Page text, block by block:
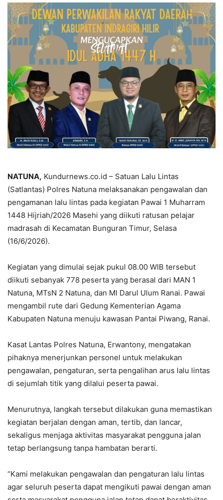
NATUNA, Kundurnews.co.id – Satuan Lalu Lintas
(Satlantas) Polres Natuna melaksanakan pengawalan dan
pengamanan lalu lintas pada kegiatan Pawai 1 Muharram
1448 Hijriah/2026 Masehi yang diikuti ratusan pelajar
madrasah di Kecamatan Bunguran Timur, Selasa
(16/6/2026).
Kegiatan yang dimulai sejak pukul 08.00 WIB tersebut
diikuti sebanyak 778 peserta yang berasal dari MAN 1
Natuna, MTsN 2 Natuna, dan MI Darul Ulum Ranai. Pawai
mengambil rute dari Gedung Kementerian Agama
Kabupaten Natuna menuju kawasan Pantai Piwang, Ranai.
Kasat Lantas Polres Natuna, Erwantony, mengatakan
pihaknya menerjunkan personel untuk melakukan
pengawalan, pengaturan, serta pengalihan arus lalu lintas
di sejumlah titik yang dilalui peserta pawai.
Menurutnya, langkah tersebut dilakukan guna memastikan
kegiatan berjalan dengan aman, tertib, dan lancar,
sekaligus menjaga aktivitas masyarakat pengguna jalan
tetap berlangsung tanpa hambatan berarti.
“Kami melakukan pengawalan dan pengaturan lalu lintas
agar seluruh peserta dapat mengikuti pawai dengan aman